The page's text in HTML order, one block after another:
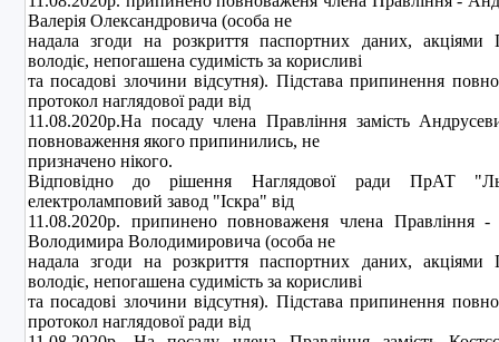
Валерiя Олександровича (особа не
надала згоди на розкриття паспортних даних,
володiє, непогашена судимiсть за корисливi
та посадовi злочини вiдсутня). Пiдстава припинення
протокол наглядової ради від
11.08.2020р.На посаду члена Правлiння замiсть
повноваження якого припинились, не
призначено нiкого.
Вiдповiдно до рiшення Наглядової ради ПрАТ
електроламповий завод "Iскра" вiд
11.08.2020р. припинено повноваженя члена Правлiння -
Володимира Володимировича (особа не
надала згоди на розкриття паспортних даних,
володiє, непогашена судимiсть за корисливi
та посадовi злочини вiдсутня). Пiдстава припинення
протокол наглядової ради від